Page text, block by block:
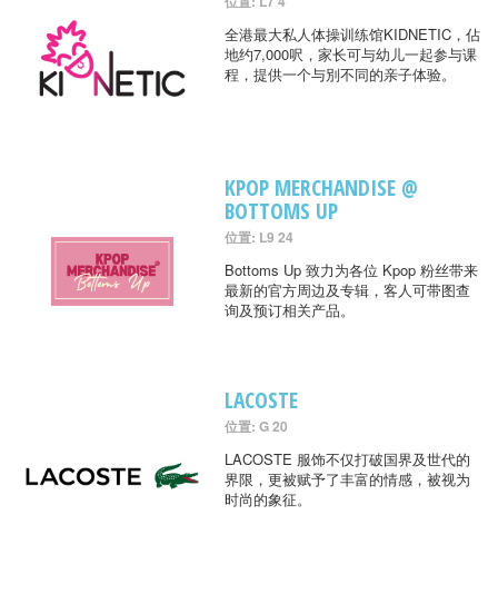
全港最大私人体操训练馆KIDNETIC，佔
地约7,000呎，家长可与幼儿一起参与课
程，提供一个与別不同的亲子体验。
KPOP MERCHANDISE @
BOTTOMS UP
位置: L9 24
Bottoms Up 致力为各位 Kpop 粉丝带来
最新的官方周边及专辑，客人可带图查
询及预订相关产品。
LACOSTE
位置: G 20
LACOSTE 服饰不仅打破国界及世代的
界限，更被赋予了丰富的情感，被视为
时尚的象征。